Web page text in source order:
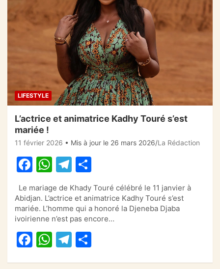
LIFESTYLE
L’actrice et animatrice Kadhy Touré s’est
mariée !
11 février 2026 • Mis à jour le 26 mars 2026 La Rédaction
F
c
e
b
o
o
W
at
s
A
p
p
T
e
gr
a
m
ta
g
er
Le mariage de Khady Touré célébré le 11 janvier à
Abidjan. L’actrice et animatrice Kadhy Touré s’est
mariée. L’homme qui a honoré la Djeneba Djaba
ivoirienne n’est pas encore…
F
W T